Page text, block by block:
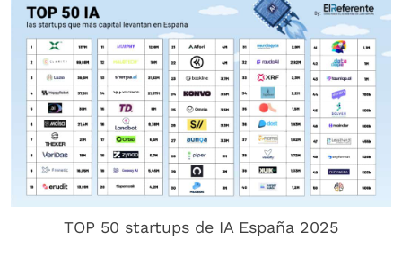
TOP 50 startups de IA España 2025